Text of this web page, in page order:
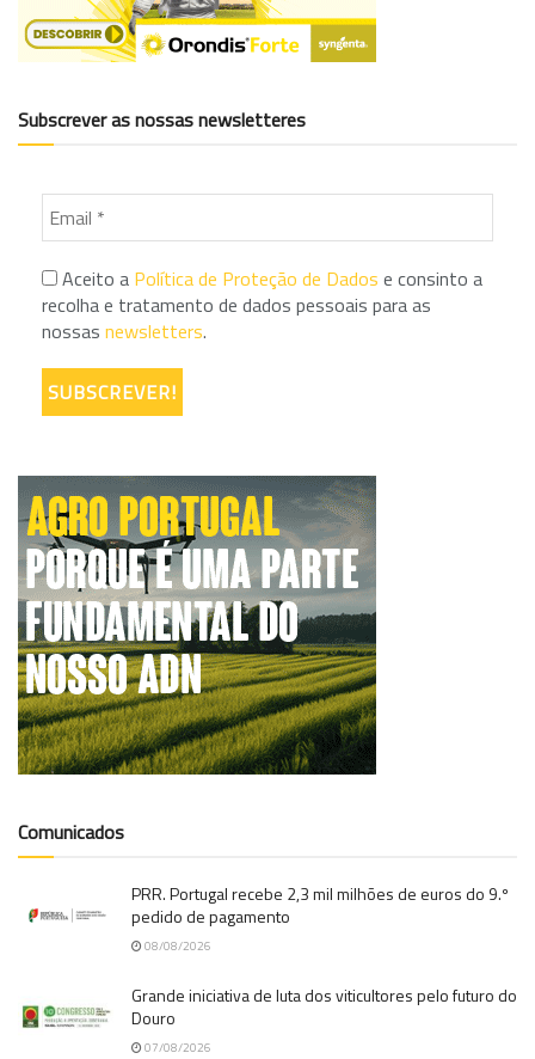
Subscrever as nossas newsletteres
Aceito a Política de Proteção de Dados e consinto a
recolha e tratamento de dados pessoais para as
nossas newsletters.
Comunicados
PRR. Portugal recebe 2,3 mil milhões de euros do 9.º
pedido de pagamento
08/08/2026
Grande iniciativa de luta dos viticultores pelo futuro do
Douro
07/08/2026